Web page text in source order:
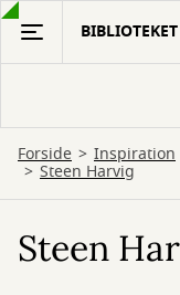
Gå
hovedindhold
Forside Inspiration
Steen Harvig
Steen